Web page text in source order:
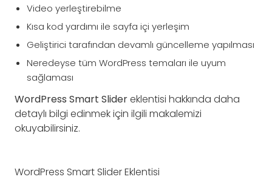
Video yerleştirebilme
Kısa kod yardımı ile sayfa içi yerleşim
Geliştirici tarafından devamlı güncelleme yapılması
Neredeyse tüm WordPress temaları ile uyum
sağlaması
WordPress Smart Slidereklentisi hakkında daha
detaylı bilgi edinmek için ilgili makalemizi
okuyabilirsiniz.
WordPress Smart Slider Eklentisi